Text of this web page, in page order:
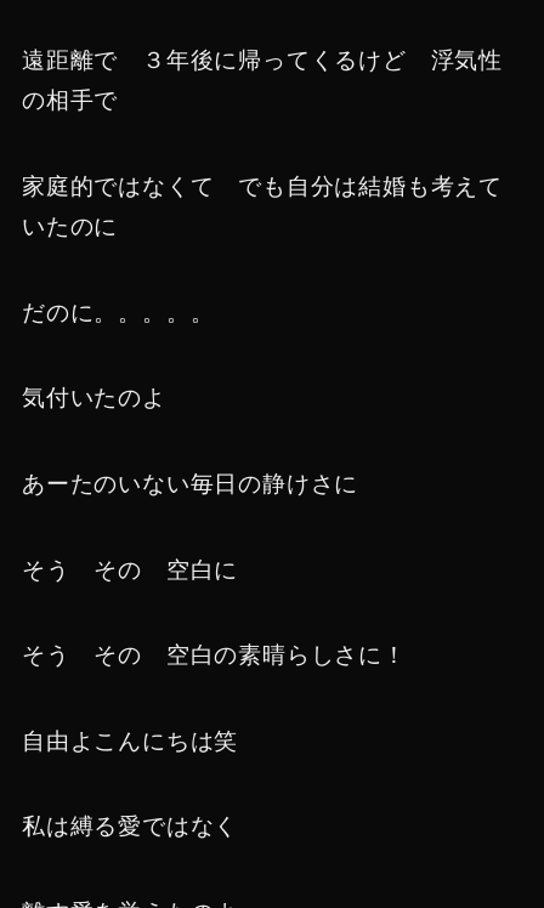
遠距離で ３年後に帰ってくるけど 浮気性
の相手で
家庭的ではなくて でも自分は結婚も考えて
いたのに
だのに。。。。。
気付いたのよ
あーたのいない毎日の静けさに
そう その 空白に
そう その 空白の素晴らしさに！
自由よこんにちは笑
私は縛る愛ではなく